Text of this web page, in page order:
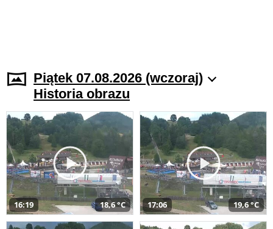
Piątek 07.08.2026 (wczoraj)
Historia obrazu
16:19 18,6 °C 17:06 19,6 °C